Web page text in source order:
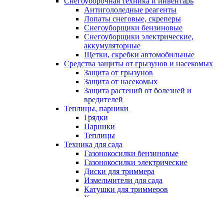
Антигололедные реагенты
Лопаты снеговые, скреперы
Снегоуборщики бензиновые
Снегоуборщики электрические,
аккумуляторные
Щетки, скребки автомобильные
Средства защиты от грызунов и насекомых
Защита от грызунов
Защита от насекомых
Защита растений от болезней и
вредителей
Теплицы, парники
Грядки
Парники
Теплицы
Техника для сада
Газонокосилки бензиновые
Газонокосилки электрические
Диски для триммера
Измельчители для сада
Катушки для триммеров